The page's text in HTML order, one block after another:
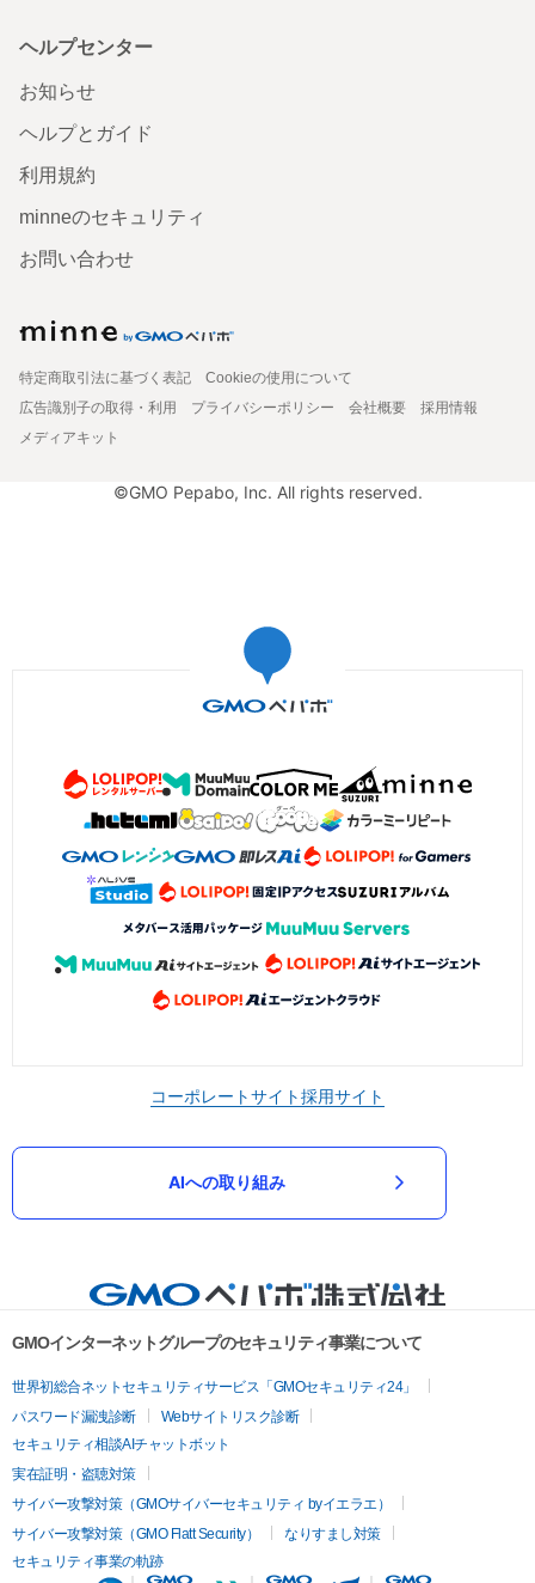
ヘルプセンター
お知らせ
ヘルプとガイド
利用規約
minneのセキュリティ
お問い合わせ
特定商取引法に基づく表記
Cookieの使用について
広告識別子の取得・利用
プライバシーポリシー 会社概要
採用情報
メディアキット
©GMO Pepabo, Inc. All rights reserved.
コーポレートサイト採用サイト
AIへの取り組み
GMOインターネットグループのセキュリティ事業について
世界初総合ネットセキュリティサービス「GMOセキュリティ24」
パスワード漏洩診断
Webサイトリスク診断
セキュリティ相談AIチャットボット
実在証明・盗聴対策
サイバー攻撃対策（GMOサイバーセキュリティ byイエラエ）
サイバー攻撃対策（GMO Flatt Security）
なりすまし対策
セキュリティ事業の軌跡